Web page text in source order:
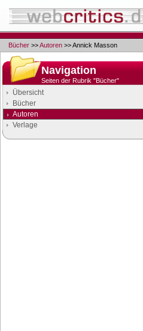
Bücher >>Autoren >> Annick Masson
Navigation
Seiten der Rubrik "Bücher"
Übersicht
Bücher
Autoren
Verlage